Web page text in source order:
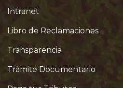
Intranet
Libro de Reclamaciones
Transparencia
Trámite Documentario